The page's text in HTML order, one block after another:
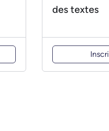
des textes